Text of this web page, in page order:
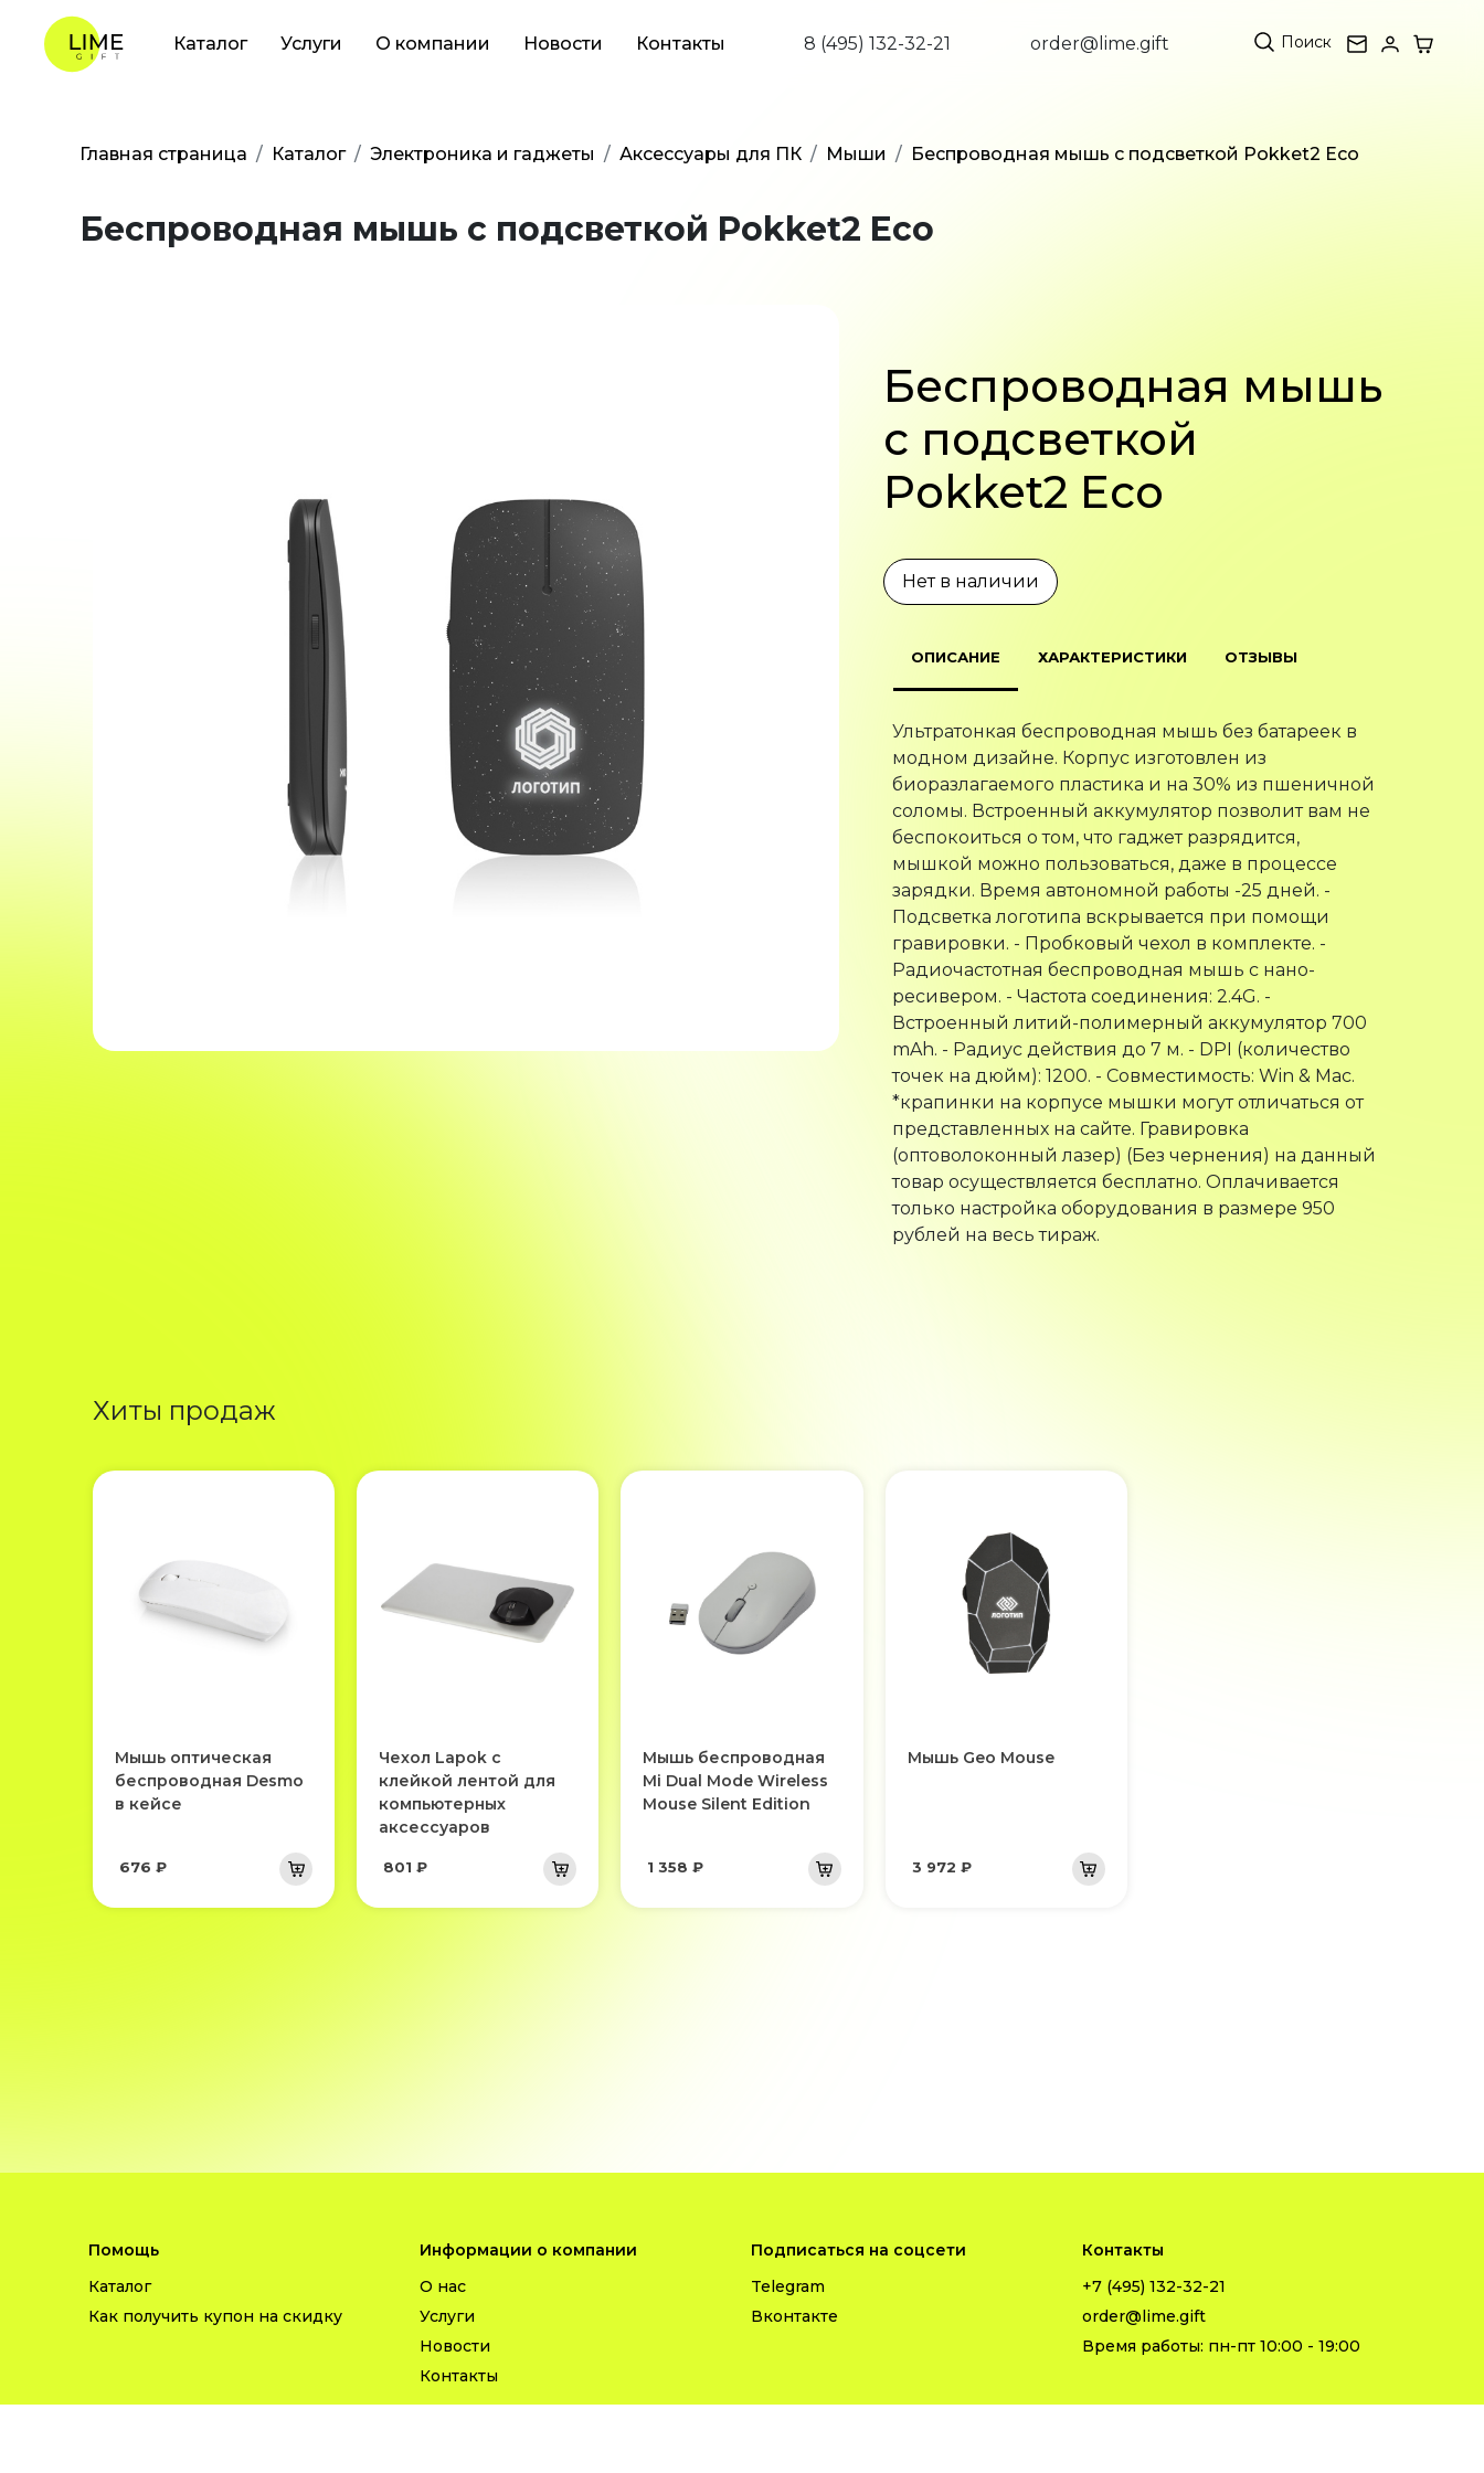
Каталог Услуги О компании Новости Контакты 8 (495) 132-32-21 order@lime.gift Поиск
Главная страница Каталог Электроника и гаджеты Аксессуары для ПК Мыши Беспроводная мышь c подсветкой Pokket2 Eco
Беспроводная мышь c подсветкой Pokket2 Eco
Беспроводная мышь
c подсветкой
Pokket2 Eco
Нет в наличии
ОПИСАНИЕ ХАРАКТЕРИСТИКИ ОТЗЫВЫ
Ультратонкая беспроводная мышь без батареек в
модном дизайне. Корпус изготовлен из
биоразлагаемого пластика и на 30% из пшеничной
соломы. Встроенный аккумулятор позволит вам не
беспокоиться о том, что гаджет разрядится,
мышкой можно пользоваться, даже в процессе
зарядки. Время автономной работы -25 дней. -
Подсветка логотипа вскрывается при помощи
гравировки. - Пробковый чехол в комплекте. -
Радиочастотная беспроводная мышь с нано-
ресивером. - Частота соединения: 2.4G. -
Встроенный литий-полимерный аккумулятор 700
mAh. - Радиус действия до 7 м. - DPI (количество
точек на дюйм): 1200. - Совместимость: Win & Mac.
*крапинки на корпусе мышки могут отличаться от
представленных на сайте. Гравировка
(оптоволоконный лазер) (Без чернения) на данный
товар осуществляется бесплатно. Оплачивается
только настройка оборудования в размере 950
рублей на весь тираж.
Хиты продаж
Мышь оптическая
беспроводная Desmo
в кейсе
676 ₽
Чехол Lapok с
клейкой лентой для
компьютерных
аксессуаров
801 ₽
Мышь беспроводная
Mi Dual Mode Wireless
Mouse Silent Edition
1 358 ₽
Мышь Geo Mouse
3 972 ₽
Помощь
Каталог
Как получить купон на скидку
Информации о компании
О нас
Услуги
Новости
Контакты
Подписаться на соцсети
Telegram
Вконтакте
Контакты
+7 (495) 132-32-21
order@lime.gift
Время работы: пн-пт 10:00 - 19:00